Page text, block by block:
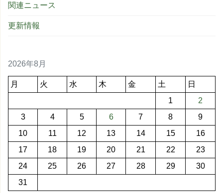
関連ニュース
更新情報
2026年8月
月 火 水 木 金 土
日
1
2
3
4 5 6 7 8
9
10
11 12 13 14 15
16
17
18 19 20 21 22
23
24
25 26 27 28 29
30
31